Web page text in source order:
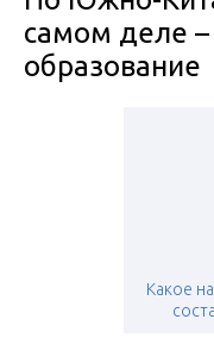
самом деле
образование
Какое